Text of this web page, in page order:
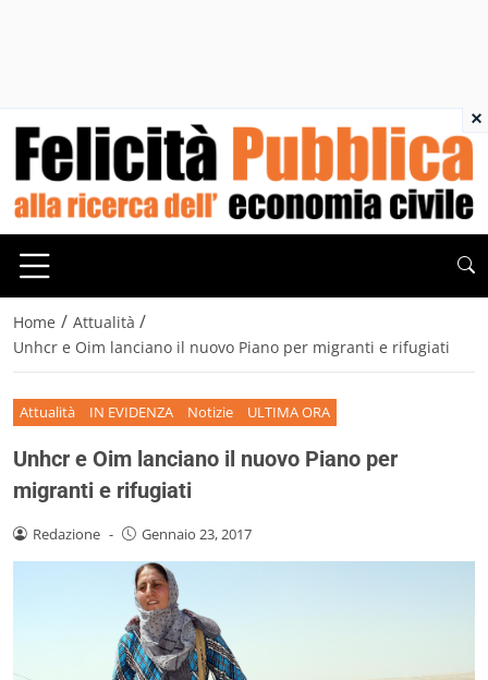
Home / Attualità /
Unhcr e Oim lanciano il nuovo Piano per migranti e rifugiati
Attualità IN EVIDENZA Notizie ULTIMA ORA
Unhcr e Oim lanciano il nuovo Piano per
migranti e rifugiati
Redazione - Gennaio 23, 2017
×